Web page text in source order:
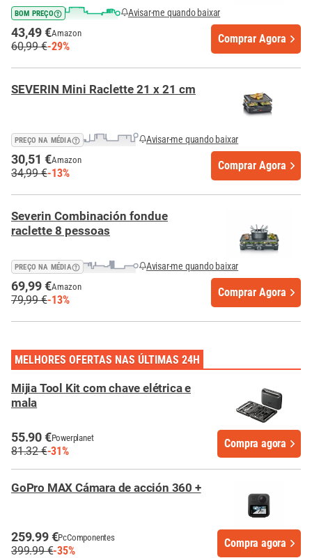
BOM PREÇO Avisar-me quando baixar
43,49 €Amazon
60,99 €-29%
Comprar Agora
SEVERIN Mini Raclette 21 x 21 cm
PREÇO NA MÉDIA Avisar-me quando baixar
30,51 €Amazon
34,99 €-13%
Comprar Agora
Severin Combinación fondue
raclette 8 pessoas
PREÇO NA MÉDIA Avisar-me quando baixar
69,99 €Amazon
79,99 €-13%
Comprar Agora
MELHORES OFERTAS NAS ÚLTIMAS 24H
Mijia Tool Kit com chave elétrica e
mala
55.90 €Powerplanet
81.32 €-31%
Compra agora
GoPro MAX Cámara de acción 360 +
259.99 €PcComponentes
399.99 €-35%
Compra agora